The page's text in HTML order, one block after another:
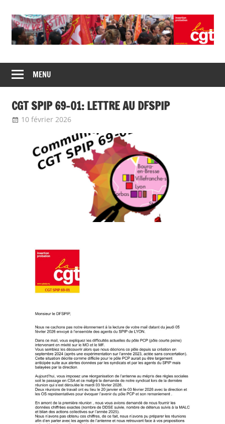
CGT
insertion
probation
de
syndicats
CGT
insertion
probation
MENU
CGT SPIP 69-01: LETTRE AU DFSPIP
10 février 2026